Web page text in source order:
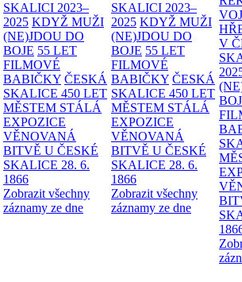
SKALICI 2023–
2025 KDYŽ MUŽI
(NE)JDOU DO
BOJE 55 LET
FILMOVÉ
BABIČKY ČESKÁ
SKALICE 450 LET
MĚSTEM STÁLÁ
EXPOZICE
VĚNOVANÁ
BITVĚ U ČESKÉ
SKALICE 28. 6.
1866
Zobrazit všechny
záznamy ze dne
SKALICI 2023–
2025 KDYŽ MUŽI
(NE)JDOU DO
BOJE 55 LET
FILMOVÉ
BABIČKY ČESKÁ
SKALICE 450 LET
MĚSTEM STÁLÁ
EXPOZICE
VĚNOVANÁ
BITVĚ U ČESKÉ
SKALICE 28. 6.
1866
Zobrazit všechny
záznamy ze dne
V